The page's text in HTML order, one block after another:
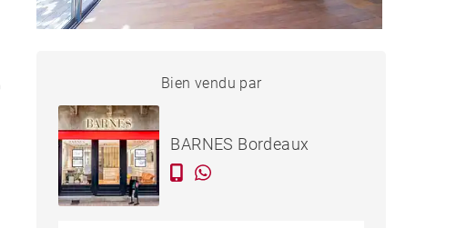
MAISON BORDEAUX -
250 M²
Bien vendu par
BARNES Bordeaux